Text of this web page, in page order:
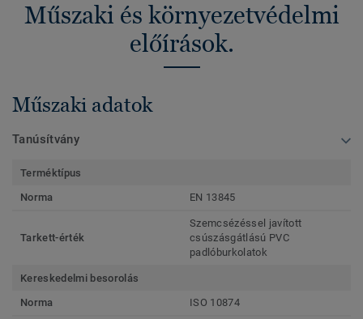
Műszaki és környezetvédelmi
előírások.
Műszaki adatok
Tanúsítvány
Terméktípus
Norma
EN 13845
Tarkett-érték
Szemcsézéssel javított
csúszásgátlású PVC
padlóburkolatok
Kereskedelmi besorolás
Norma
ISO 10874